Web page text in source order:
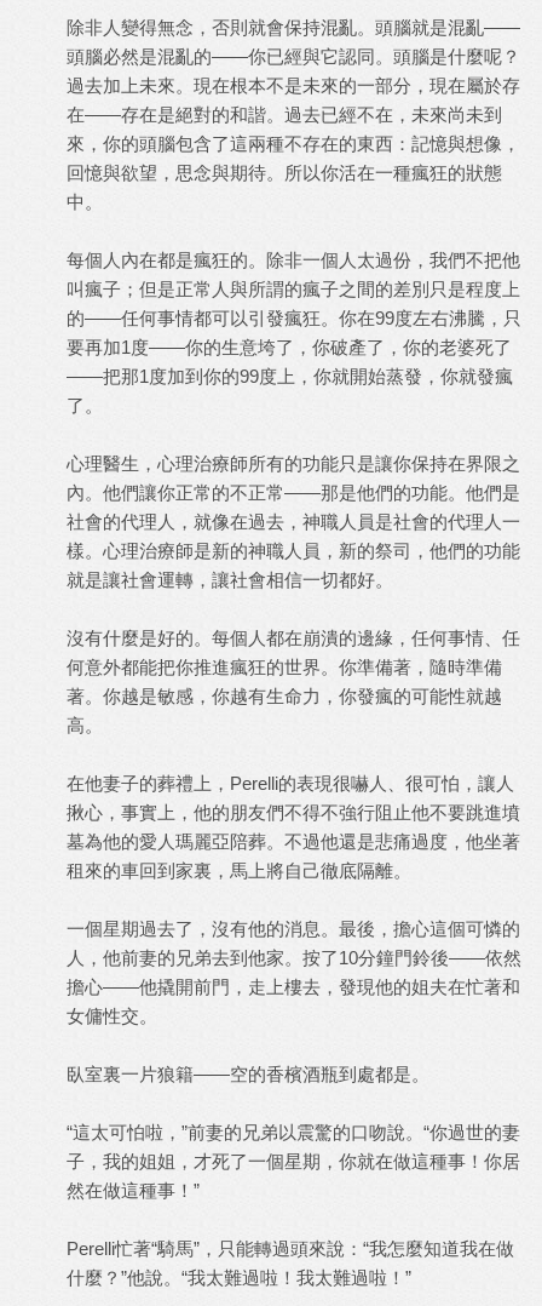
除非人變得無念，否則就會保持混亂。頭腦就是混亂——
頭腦必然是混亂的——你已經與它認同。頭腦是什麼呢？
過去加上未來。現在根本不是未來的一部分，現在屬於存
在——存在是絕對的和諧。過去已經不在，未來尚未到
來，你的頭腦包含了這兩種不存在的東西：記憶與想像，
回憶與欲望，思念與期待。所以你活在一種瘋狂的狀態
中。
每個人內在都是瘋狂的。除非一個人太過份，我們不把他
叫瘋子；但是正常人與所謂的瘋子之間的差別只是程度上
的——任何事情都可以引發瘋狂。你在99度左右沸騰，只
要再加1度——你的生意垮了，你破產了，你的老婆死了
——把那1度加到你的99度上，你就開始蒸發，你就發瘋
了。
心理醫生，心理治療師所有的功能只是讓你保持在界限之
內。他們讓你正常的不正常——那是他們的功能。他們是
社會的代理人，就像在過去，神職人員是社會的代理人一
樣。心理治療師是新的神職人員，新的祭司，他們的功能
就是讓社會運轉，讓社會相信一切都好。
沒有什麼是好的。每個人都在崩潰的邊緣，任何事情、任
何意外都能把你推進瘋狂的世界。你準備著，隨時準備
著。你越是敏感，你越有生命力，你發瘋的可能性就越
高。
在他妻子的葬禮上，Perelli的表現很嚇人、很可怕，讓人
揪心，事實上，他的朋友們不得不強行阻止他不要跳進墳
墓為他的愛人瑪麗亞陪葬。不過他還是悲痛過度，他坐著
租來的車回到家裏，馬上將自己徹底隔離。
一個星期過去了，沒有他的消息。最後，擔心這個可憐的
人，他前妻的兄弟去到他家。按了10分鐘門鈴後——依然
擔心——他撬開前門，走上樓去，發現他的姐夫在忙著和
女傭性交。
臥室裏一片狼籍——空的香檳酒瓶到處都是。
“這太可怕啦，”前妻的兄弟以震驚的口吻說。“你過世的妻
子，我的姐姐，才死了一個星期，你就在做這種事！你居
然在做這種事！”
Perelli忙著“騎馬”，只能轉過頭來說：“我怎麼知道我在做
什麼？”他說。“我太難過啦！我太難過啦！”